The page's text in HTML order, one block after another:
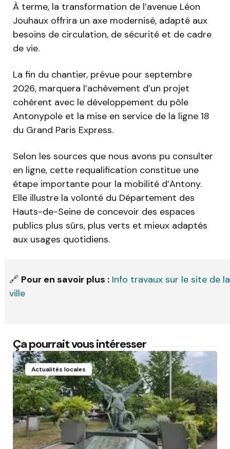
À terme, la transformation de l’avenue Léon
Jouhaux offrira un axe modernisé, adapté aux
besoins de circulation, de sécurité et de cadre
de vie.
La fin du chantier, prévue pour septembre
2026, marquera l’achèvement d’un projet
cohérent avec le développement du pôle
Antonypole et la mise en service de la ligne 18
du Grand Paris Express.
Selon les sources que nous avons pu consulter
en ligne, cette requalification constitue une
étape importante pour la mobilité d’Antony.
Elle illustre la volonté du Département des
Hauts-de-Seine de concevoir des espaces
publics plus sûrs, plus verts et mieux adaptés
aux usages quotidiens.
🔗 Pour en savoir plus : Info travaux sur le site de la
ville
Ça pourrait vous intéresser
Actualités locales